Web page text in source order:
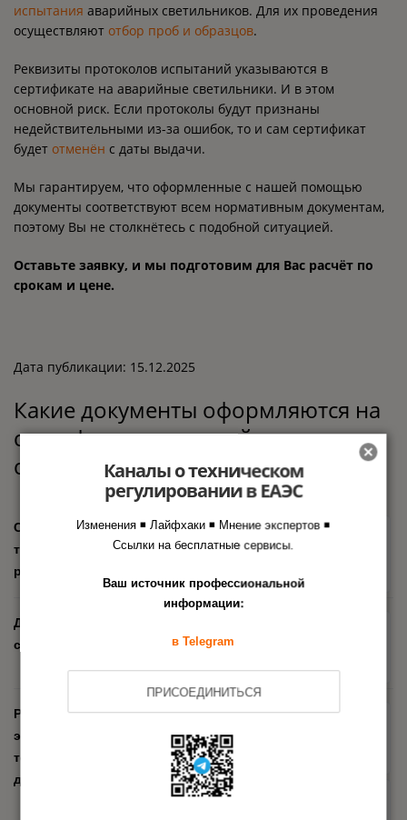
испытания аварийных светильников. Для их проведения
осуществляют отбор проб и образцов.
Реквизиты протоколов испытаний указываются в
сертификате на аварийные светильники. И в этом
основной риск. Если протоколы будут признаны
недействительными из-за ошибок, то и сам сертификат
будет отменён с даты выдачи.
Мы гарантируем, что оформленные с нашей помощью
документы соответствуют всем нормативным документам,
поэтому Вы не столкнётесь с подобной ситуацией.
Оставьте заявку, и мы подготовим для Вас расчёт по
срокам и цене.
Дата публикации: 15.12.2025
Какие документы оформляются на
сертификацию аварийных
светильников
Соответствие
техническим
регламентам ЕАЭС
Сертификат соответствия ТР
ТС на аварийные
Добровольная
сертификация
соответствия на аварийные
светильники
Разработка и
экспертиза
технической
документации
Разработка Технических
условий на аварийные
светильники
Экспертиза маркировки
Каналы о техническом
регулировании в ЕАЭС
Изменения ◾ Лайфхаки ◾ Мнение экспертов ◾
Ссылки на бесплатные сервисы.
Ваш источник профессиональной
информации:
в Telegram
ПРИСОЕДИНИТЬСЯ